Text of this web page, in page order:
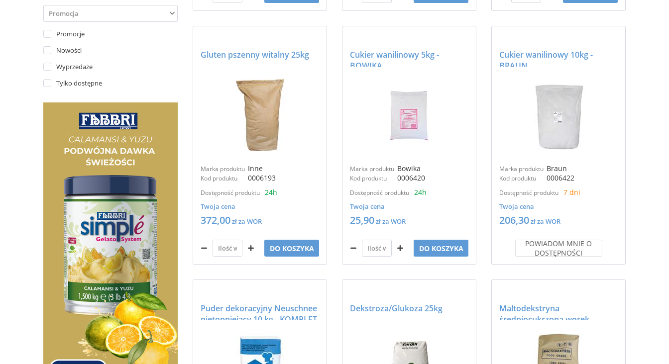

Promocje
Nowości
Wyprzedaże
Tylko dostępne
Gluten pszenny witalny 25kg
Marka produktu Inne
Kod produktu 0006193
Dostępność produktu 24h
Twoja cena
372,00zł za WOR
DO KOSZYKA
Cukier wanilinowy 5kg -
BOWIKA
Marka produktu Bowika
Kod produktu 0006420
Dostępność produktu 24h
Twoja cena
25,90zł za WOR
DO KOSZYKA
Cukier wanilinowy 10kg -
BRAUN
Marka produktu Braun
Kod produktu 0006422
Dostępność produktu 7 dni
Twoja cena
206,30zł za WOR
POWIADOM MNIE O
DOSTĘPNOŚCI
Puder dekoracyjny Neuschnee
nietopniejący 10 kg - KOMPLET
Dekstroza/Glukoza 25kg
Maltodekstryna
średniocukrzona worek